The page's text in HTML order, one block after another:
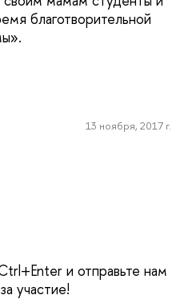
благотворительной
13 ноября, 2017 г.
и отправьте нам
участие!